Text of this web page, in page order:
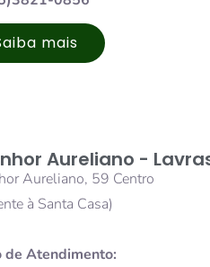
mais
Aureliano -
Aureliano, 59 Centro
à Santa Casa)
de Atendimento: